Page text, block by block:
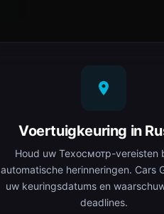
Voertuigkeuring in
Houd uw Техосмотр-vereisten
automatische herinneringen. Cars
uw keuringsdatums en
deadlines.